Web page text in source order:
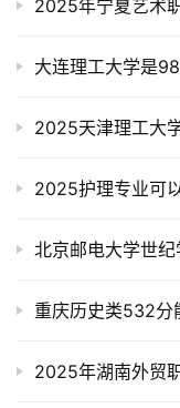
2025年宁夏艺术
大连理工大学是
2025天津理工大
2025护理专业可
北京邮电大学世
重庆历史类532分
2025年湖南外贸